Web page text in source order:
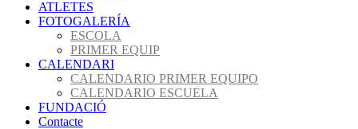
ATLETES
FOTOGALERÍA
ESCOLA
PRIMER EQUIP
CALENDARI
CALENDARIO PRIMER EQUIPO
CALENDARIO ESCUELA
FUNDACIÓ
Contacte